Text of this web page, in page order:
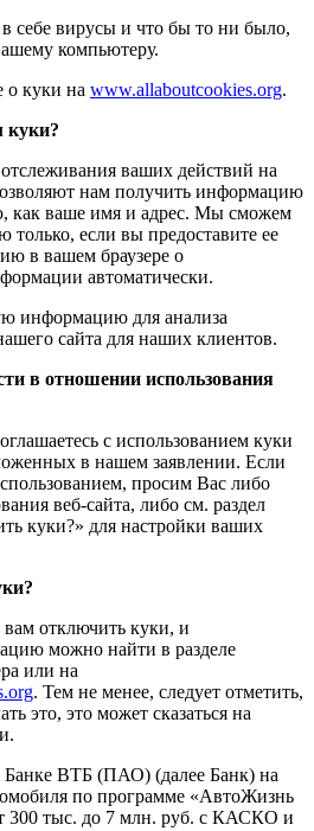
себе вирусы и что бы то ни было,
компьютеру.
о куки на www.allaboutcookies.org.
куки?
ваших действий на
нам получить информацию
как ваше имя и адрес. Мы сможем
если вы предоставите ее
в вашем браузере о
автоматически.
информацию для анализа
сайта для наших клиентов.
в отношении использования
с использованием куки
в нашем заявлении. Если
просим Вас либо
веб-сайта, либо см. раздел
куки?» для настройки ваших
вам отключить куки, и
можно найти в разделе
или на
. Тем не менее, следует отметить,
это, это может сказаться на
Банке ВТБ (ПАО) (далее Банк) на
по программе «АвтоЖизнь
300 тыс. до 7 млн. руб. с КАСКО и